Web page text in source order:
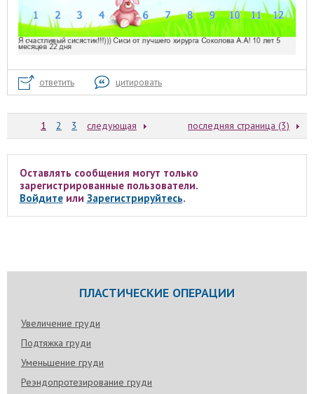
ответить цитировать
1 2 3 следующая последняя страница (3)
Оставлять сообщения могут только
зарегистрированные пользователи.
Войдитеили Зарегистрируйтесь.
ПЛАСТИЧЕСКИЕ ОПЕРАЦИИ
Увеличение груди
Подтяжка груди
Уменьшение груди
Реэндопротезирование груди